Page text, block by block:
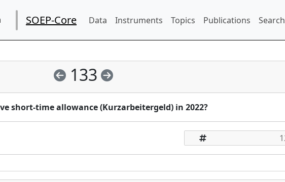
SOEP-Core Data Instruments Topics Publications
133
short-time allowance (Kurzarbeitergeld) in 2022?